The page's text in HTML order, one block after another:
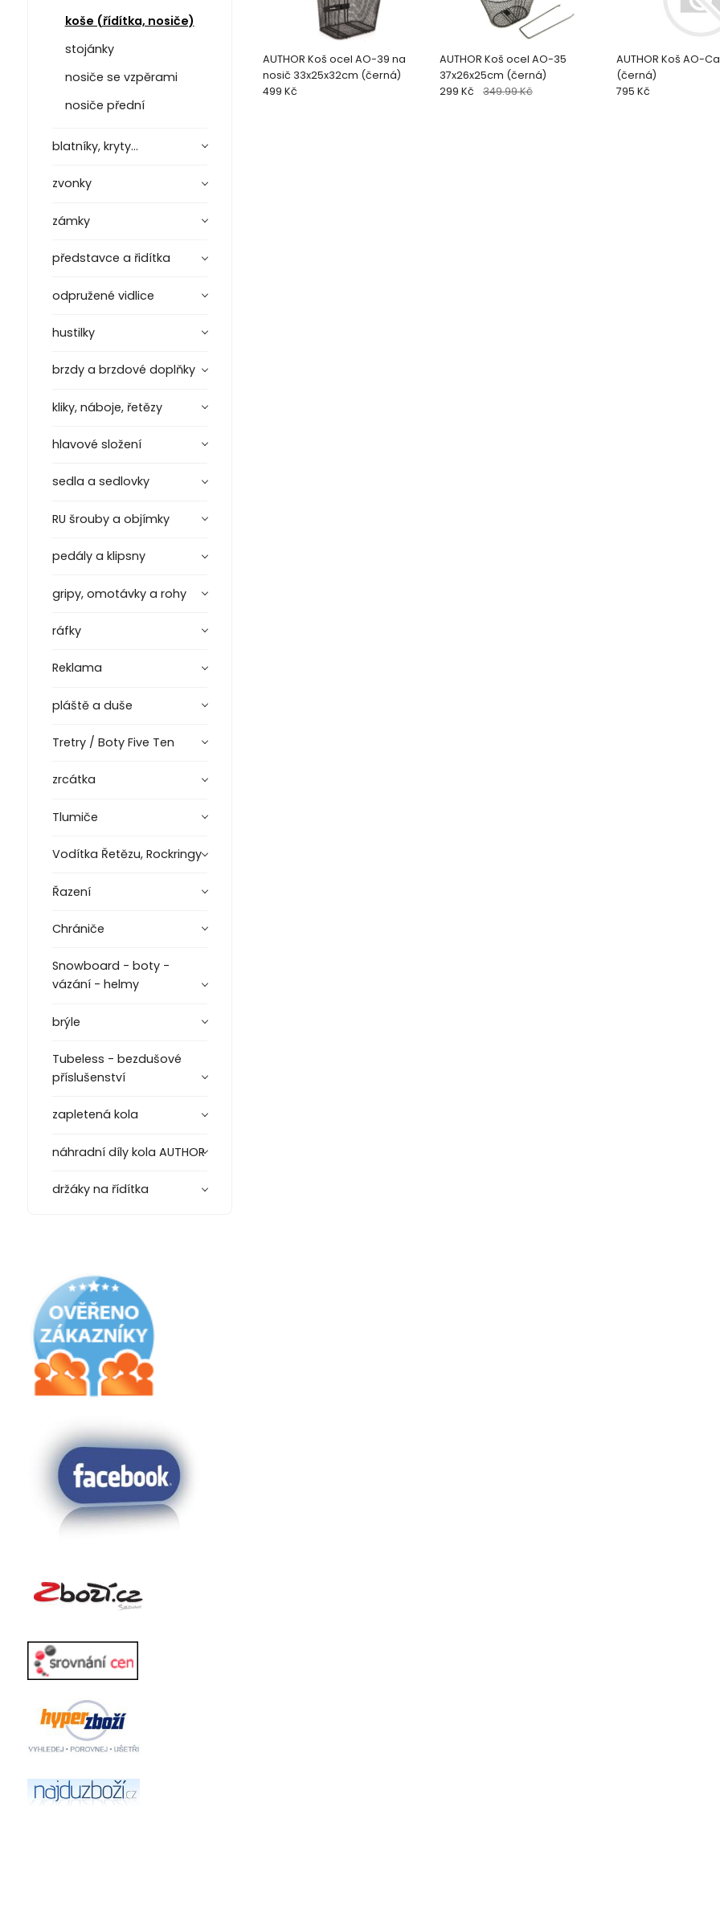
koše (řídítka, nosiče)
stojánky
nosiče se vzpěrami
nosiče přední
blatníky, kryty...
zvonky
zámky
představce a řidítka
odpružené vidlice
hustilky
brzdy a brzdové doplňky
kliky, náboje, řetězy
hlavové složení
sedla a sedlovky
RU šrouby a objímky
pedály a klipsny
gripy, omotávky a rohy
ráfky
Reklama
pláště a duše
Tretry / Boty Five Ten
zrcátka
Tlumiče
Vodítka Řetězu, Rockringy
Řazení
Chrániče
Snowboard - boty -
vázání - helmy
brýle
Tubeless - bezdušové
příslušenství
zapletená kola
náhradní díly kola AUTHOR
držáky na řídítka
AUTHOR Koš ocel AO-39 na
nosič 33x25x32cm (černá)
499 Kč
AUTHOR Koš ocel AO-35
37x26x25cm (černá)
299 Kč 349.99 Kč
AUTHOR Koš AO-
(černá)
795 Kč